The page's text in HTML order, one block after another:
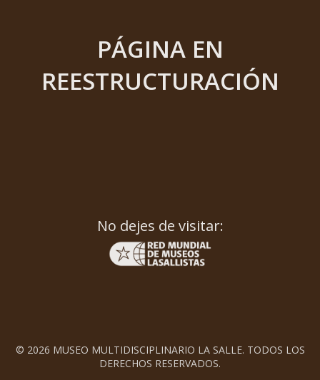
PÁGINA EN
REESTRUCTURACIÓN
No dejes de visitar:
© 2026 MUSEO MULTIDISCIPLINARIO LA SALLE. TODOS LOS
DERECHOS RESERVADOS.